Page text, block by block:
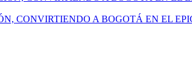
CONVIRTIENDO A BOGOTÁ EN EL